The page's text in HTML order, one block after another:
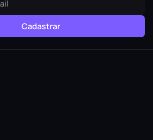
Cadastrar